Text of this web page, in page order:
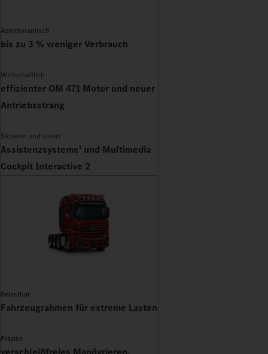
Aerodynamisch
bis zu 3 % weniger Verbrauch
Wirtschaftlich
effizienter OM 471 Motor und neuer
Antriebsstrang
Sicherer und smart
Assistenzsysteme1 und Multimedia
Cockpit Interactive 2
Belastbar
Fahrzeugrahmen für extreme Lasten
Präzise